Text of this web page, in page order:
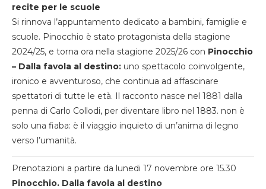
recite per le scuole
Si rinnova l’appuntamento dedicato a bambini, famiglie e
scuole. Pinocchio è stato protagonista della stagione
2024/25, e torna ora nella stagione 2025/26 con Pinocchio
– Dalla favola al destino: uno spettacolo coinvolgente,
ironico e avventuroso, che continua ad affascinare
spettatori di tutte le età. Il racconto nasce nel 1881 dalla
penna di Carlo Collodi, per diventare libro nel 1883. non è
solo una fiaba: è il viaggio inquieto di un’anima di legno
verso l’umanità.
Prenotazioni a partire da lunedi 17 novembre ore 15.30
Pinocchio. Dalla favola al destino